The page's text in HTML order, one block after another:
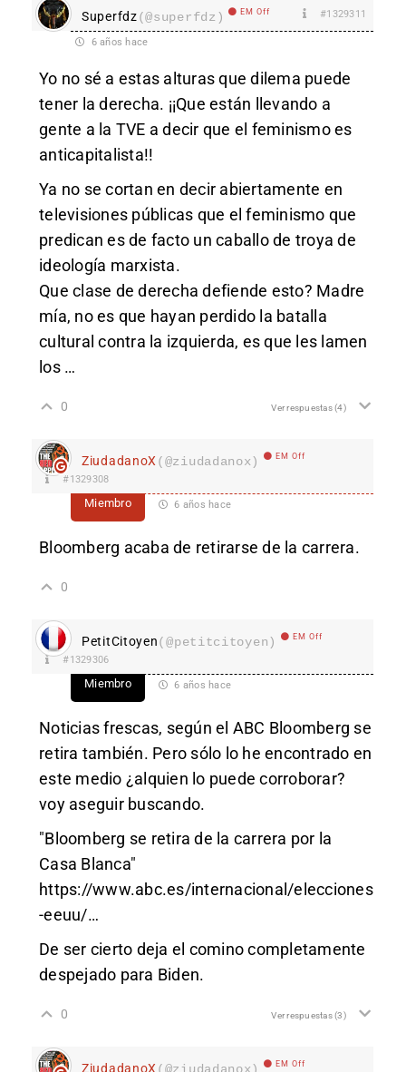
Superfdz(@superfdz) EM Off #1329311
6 años hace
Yo no sé a estas alturas que dilema puede
tener la derecha. ¡¡Que están llevando a
gente a la TVE a decir que el feminismo es
anticapitalista!!
Ya no se cortan en decir abiertamente en
televisiones públicas que el feminismo que
predican es de facto un caballo de troya de
ideología marxista.
Que clase de derecha defiende esto? Madre
mía, no es que hayan perdido la batalla
cultural contra la izquierda, es que les lamen
los …
0 Ver respuestas(4)
ZiudadanoX (@ziudadanox) EM Off
#1329308
Miembro 6 años hace
Bloomberg acaba de retirarse de la carrera.
0
PetitCitoyen(@petitcitoyen) EM Off
#1329306
Miembro 6 años hace
Noticias frescas, según el ABC Bloomberg se
retira también. Pero sólo lo he encontrado en
este medio ¿alquien lo puede corroborar?
voy aseguir buscando.
"Bloomberg se retira de la carrera por la
Casa Blanca"
https://www.abc.es/internacional/elecciones
-eeuu/…
De ser cierto deja el comino completamente
despejado para Biden.
0 Ver respuestas(3)
ZiudadanoX (@ziudadanox) EM Off